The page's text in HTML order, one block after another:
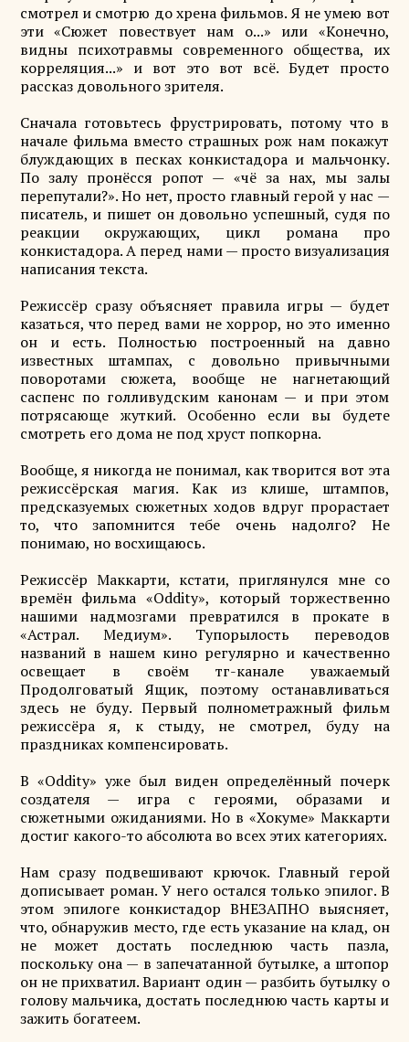
смотрел и смотрю до хрена фильмов. Я не умею вот
эти «Сюжет повествует нам о...» или «Конечно,
видны психотравмы современного общества, их
корреляция...» и вот это вот всё. Будет просто
рассказ довольного зрителя.
Сначала готовьтесь фрустрировать, потому что в
начале фильма вместо страшных рож нам покажут
блуждающих в песках конкистадора и мальчонку.
По залу пронёсся ропот — «чё за нах, мы залы
перепутали?». Но нет, просто главный герой у нас —
писатель, и пишет он довольно успешный, судя по
реакции окружающих, цикл романа про
конкистадора. А перед нами — просто визуализация
написания текста.
Режиссёр сразу объясняет правила игры — будет
казаться, что перед вами не хоррор, но это именно
он и есть. Полностью построенный на давно
известных штампах, с довольно привычными
поворотами сюжета, вообще не нагнетающий
саспенс по голливудским канонам — и при этом
потрясающе жуткий. Особенно если вы будете
смотреть его дома не под хруст попкорна.
Вообще, я никогда не понимал, как творится вот эта
режиссёрская магия. Как из клише, штампов,
предсказуемых сюжетных ходов вдруг прорастает
то, что запомнится тебе очень надолго? Не
понимаю, но восхищаюсь.
Режиссёр Маккарти, кстати, приглянулся мне со
времён фильма «Oddity», который торжественно
нашими надмозгами превратился в прокате в
«Астрал. Медиум». Тупорылость переводов
названий в нашем кино регулярно и качественно
освещает в своём тг-канале уважаемый
Продолговатый Ящик, поэтому останавливаться
здесь не буду. Первый полнометражный фильм
режиссёра я, к стыду, не смотрел, буду на
праздниках компенсировать.
В «Oddity» уже был виден определённый почерк
создателя — игра с героями, образами и
сюжетными ожиданиями. Но в «Хокуме» Маккарти
достиг какого-то абсолюта во всех этих категориях.
Нам сразу подвешивают крючок. Главный герой
дописывает роман. У него остался только эпилог. В
этом эпилоге конкистадор ВНЕЗАПНО выясняет,
что, обнаружив место, где есть указание на клад, он
не может достать последнюю часть пазла,
поскольку она — в запечатанной бутылке, а штопор
он не прихватил. Вариант один — разбить бутылку о
голову мальчика, достать последнюю часть карты и
зажить богатеем.